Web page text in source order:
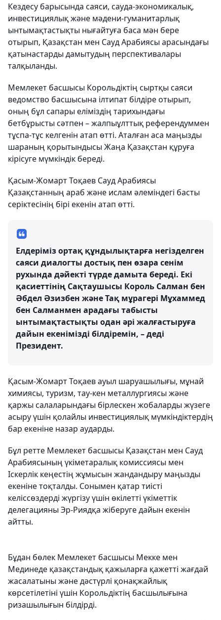
Кездесу барысында саяси, сауда-экономикалық,
инвестициялық және мәдени-гуманитарлық
ынтымақтастықты нығайтуға баса мән бере
отырып, Қазақстан мен Сауд Арабиясы арасындағы
қатынастарды дамытудың перспективалары
талқыланды.
Мемлекет басшысы Корольдіктің сыртқы саяси
ведомство басшысына ілтипат білдіре отырып,
оның бұл сапары еліміздің тарихындағы
бетбұрысты сәтпен – жалпыұлттық референдуммен
тұспа-тұс келгенін атап өтті. Аталған аса маңызды
шараның қорытындысы Жаңа Қазақстан құруға
кірісуге мүмкіндік береді.
Қасым-Жомарт Тоқаев Сауд Арабиясы
Қазақстанның араб және ислам әлеміндегі басты
серіктесінің бірі екенін атап өтті.
Елдеріміз ортақ құндылықтарға негізделген
саяси диалогты достық пен өзара сенім
рухында дәйекті түрде дамыта береді. Екі
қасиеттінің Сақтаушысы Король Салман бен
Әбдел Әзизбен және Тақ мұрагері Мұхаммед
бен Салманмен арадағы табысты
ынтымақтастықты одан әрі жалғастыруға
дайын екенімізді білдіремін, – деді
Президент.
Қасым-Жомарт Тоқаев ауыл шаруашылығы, мұнай
химиясы, туризм, тау-кен металлургиясы және
қаржы салаларындағы бірлескен жобаларды жүзеге
асыру үшін қолайлы инвестициялық мүмкіндіктердің
бар екеніне назар аударды.
Бұл ретте Мемлекет басшысы Қазақстан мен Сауд
Арабиясының үкіметаралық комиссиясы мен
Іскерлік кеңестің жұмысын жандандыру маңызды
екеніне тоқталды. Сонымен қатар тиісті
келіссөздерді жүргізу үшін өкілетті үкіметтік
делегацияны Эр-Риядқа жіберуге дайын екенін
айтты.
Бұдан бөлек Мемлекет басшысы Мекке мен
Мединеде қазақстандық қажыларға қажетті жағдай
жасалатыны және дәстүрлі қонақжайлық
көрсетілетіні үшін Корольдіктің басшылығына
ризашылығын білдірді.